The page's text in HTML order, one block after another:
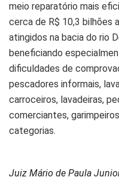
meio reparatório mais
cerca de R$ 10,3 bilhões
atingidos na bacia do rio
beneficiando
dificuldades de
pescadores informais,
carroceiros, lavadeiras,
comerciantes,
categorias.
Juiz Mário de Paula